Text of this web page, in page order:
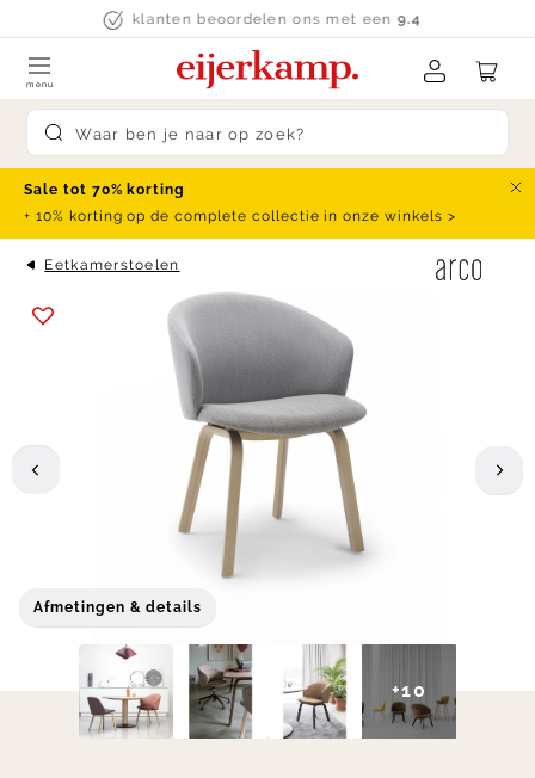
Skip to contentklanten beoordelen ons met een 9.4
Submit search
menu
Sale tot 70% korting
+ 10% korting op de complete collectie in onze winkels >
Eetkamerstoelen
Afmetingen & details
+10